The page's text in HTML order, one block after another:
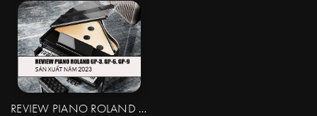
REVIEW PIANO ROLAND GP-3 GP-6 GP-9 | GRAND PIANO